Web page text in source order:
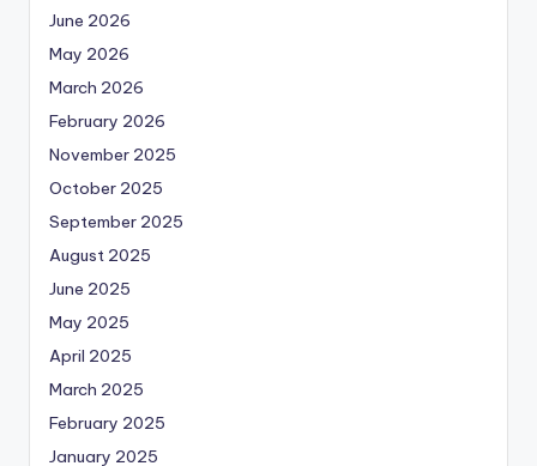
June 2026
May 2026
March 2026
February 2026
November 2025
October 2025
September 2025
August 2025
June 2025
May 2025
April 2025
March 2025
February 2025
January 2025